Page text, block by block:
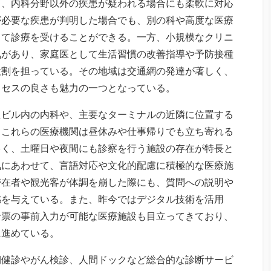
内科分野以外の疾患が疑われる場合にも柔軟に対応
要な疾患が判明した場合でも、別の科や高度な医療
診療を受けることができる。一方、小規模なクリニ
あり、家庭医として生活習慣の改善指導や予防接種
を担っている。その地域は交通網の発達が著しく、
スの良さも魅力の一つとなっている。
ル内の内科や、主要なターミナルの近隣に位置する
れらの医療機関は昼休みや仕事帰りでも立ち寄れる
、土曜日や夜間にも診察を行う施設の存在が特長と
あわせて、言語対応や文化的配慮に積極的な医療施
者や観光客が体調を崩した際にも、質問への説明や
与えている。また、昨今ではデジタル技術を活用
の事前入力が可能な医療施設も目立ってきており、
めている。
診やがん検診、人間ドックなど総合的な診断サービ